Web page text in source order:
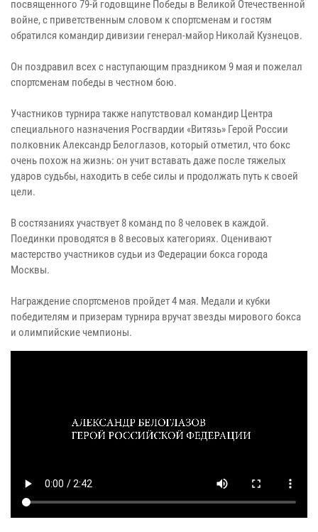
посвященного 79-й годовщине Победы в Великой Отечественной
войне, с приветственным словом к спортсменам и гостям
обратился командир дивизии генерал-майор Николай Кузнецов.
Он поздравил всех с наступающим праздником 9 мая и пожелал
спортсменам победы в честном бою.
Участников турнира также напутствовал командир Центра
специального назначения Росгвардии «Витязь» Герой России
полковник Александр Белоглазов, который отметил, что бокс
очень похож на жизнь: он учит вставать даже после тяжелых
ударов судьбы, находить в себе силы и продолжать путь к своей
цели.
В состязаниях участвует 8 команд по 8 человек в каждой.
Поединки проводятся в 8 весовых категориях. Оценивают
мастерство участников судьи из Федерации бокса города
Москвы.
Награждение спортсменов пройдет 4 мая. Медали и кубки
победителям и призерам турнира вручат звезды мирового бокса
и олимпийские чемпионы.